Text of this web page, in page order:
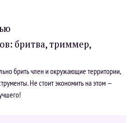
бритва, триммер,
брить член и окружающие территории,
Не стоит экономить на этом —